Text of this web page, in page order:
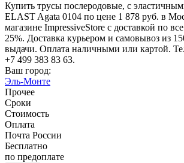
Купить трусы послеродовые, с
ELAST Agata 0104 по цене 1 878 руб. в
магазине ImpressiveStore с доставкой по
25%. Доставка курьером и самовывоз из
выдачи. Оплата наличными или картой.
+7 499 383 83 63.
Ваш город:
Эль-Монте
Прочее
Сроки
Стоимость
Оплата
Почта России
Бесплатно
по предоплате